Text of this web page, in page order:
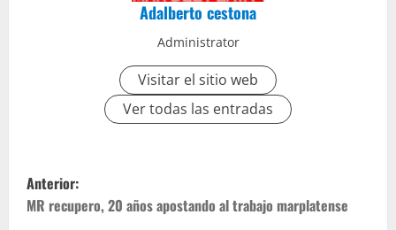
Adalberto cestona
Administrator
Visitar el sitio web
Ver todas las entradas
Anterior:
MR recupero, 20 años apostando al trabajo marplatense